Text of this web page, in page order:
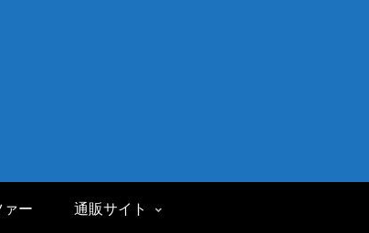
ァー 通販サイト